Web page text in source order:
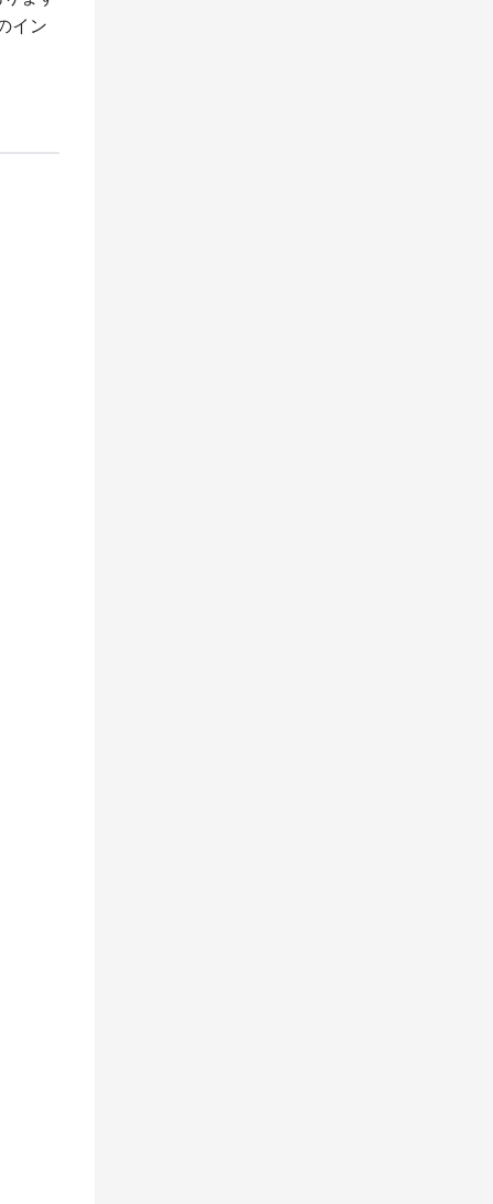
イン